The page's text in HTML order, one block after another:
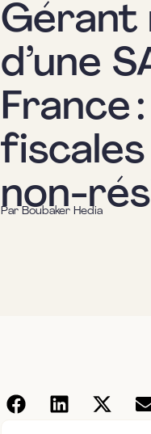
Gérant
d’une
France
non-
Par Boubaker Hedia